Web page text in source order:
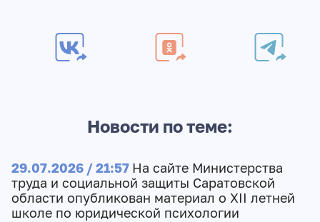
Новости по теме:
29.07.2026 / 21:57 На сайте Министерства
труда и социальной защиты Саратовской
области опубликован материал о XII летней
школе по юридической психологии